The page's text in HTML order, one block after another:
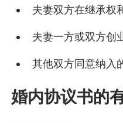
夫妻双方在继承权
夫妻一方或双方创
其他双方同意纳入
婚内协议书的